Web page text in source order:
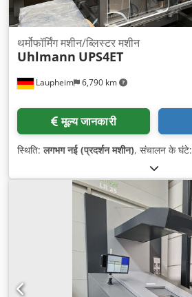
Laupheim 6,790 km
थर्मोफॉर्मिंग मशीन/ब्लिस्टर मशीन
Uhlmann UPS4ET
मूल्य जानकारी
स्थिति:लगभग नई (प्रदर्शन मशीन), संचालन के घंटे: